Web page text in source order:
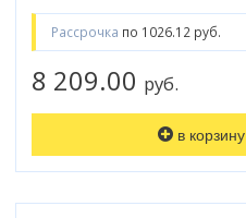
Рассрочка по 1026.12 руб.
8 209.00 руб.
в корзину